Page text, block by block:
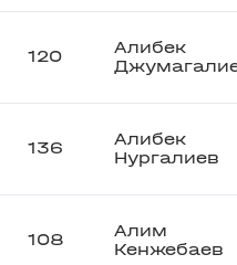
120
Алибек
136
Алибек
Нургалиев
108
Алим
Кенжебаев